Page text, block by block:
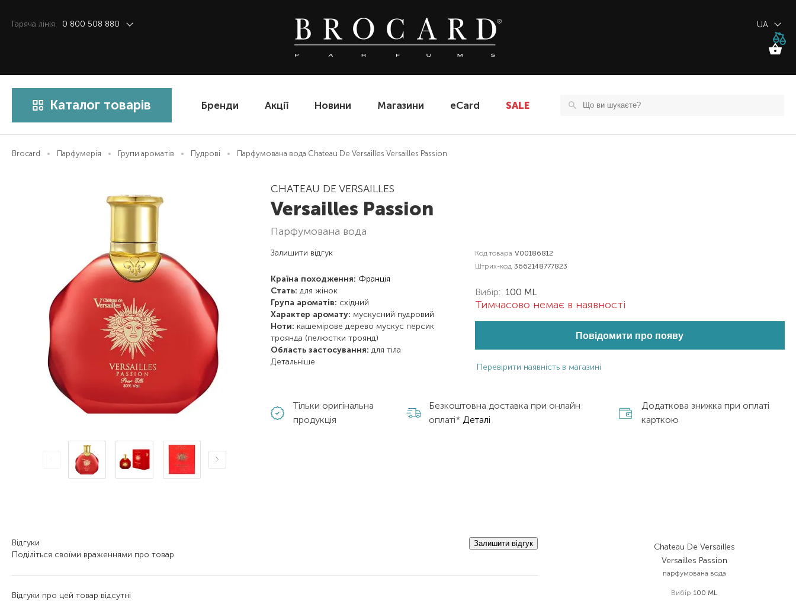
Гаряча лiнiя 0 800 508 880 UA
Каталог товарів Бренди Акції Новини Магазини eCard SALE
Brocard Парфумерія Групи ароматів Пудрові Парфумована вода Chateau De Versailles Versailles Passion
CHATEAU DE VERSAILLES
Versailles Passion
парфумована вода
Залишити відгук
Країна походження: Франція
Стать: для жінок
Група ароматів: східний
Характер аромату: мускусний пудровий
Ноти: кашемірове дерево мускус персик
троянда (пелюстки троянд)
Область застосування: для тіла
Детальніше
Код товара V00186812
Штрих-код 3662148777823
Вибір: 100 ML
Тимчасово немає в наявності
Повідомити про появу
Перевірити наявність в магазині
Тільки оригінальна
продукція
Безкоштовна доставка при онлайн
оплаті* Деталі
Додаткова знижка при оплаті
карткою
Відгуки
Поділіться своїми враженнями про товар
Залишити відгук
Відгуки про цей товар відсутні
Chateau De Versailles
Versailles Passion
парфумована вода
Вибір 100 ML